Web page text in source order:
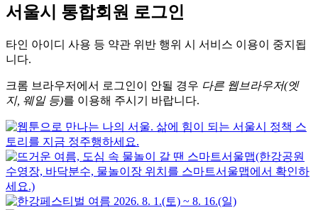
서울시 통합회원 로그인
타인 아이디 사용 등 약관 위반 행위 시 서비스 이용이 중지됩
니다.
크롬 브라우저에서 로그인이 안될 경우 다른 웹브라우저(엣
지, 웨일 등)를 이용해 주시기 바랍니다.